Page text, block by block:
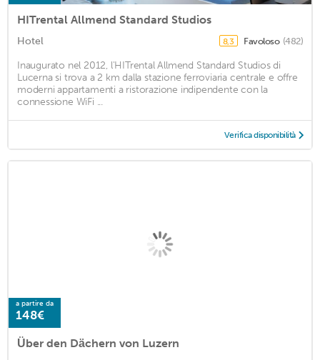
HITrental Allmend Standard Studios
Hotel 8,3 Favoloso (482)
Inaugurato nel 2012, l'HITrental Allmend Standard Studios di
Lucerna si trova a 2 km dalla stazione ferroviaria centrale e offre
moderni appartamenti a ristorazione indipendente con la
connessione WiFi ...
Verifica disponibilità
a partire da
148€
Über den Dächern von Luzern